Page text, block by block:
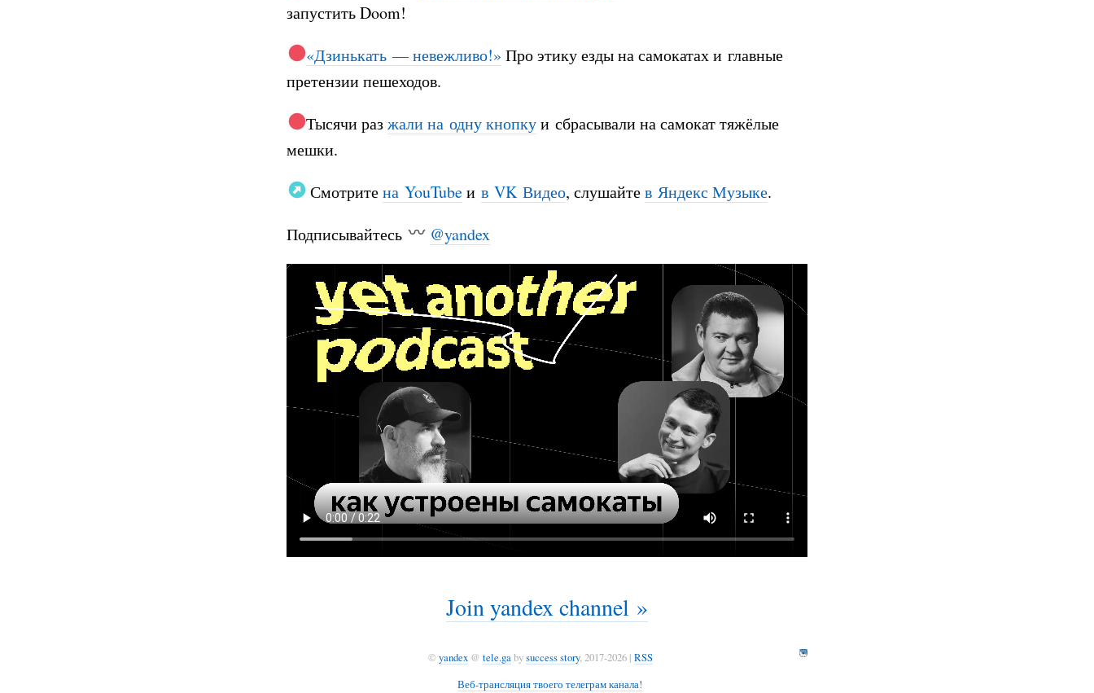
запустить Doom!
«Дзинькать — невежливо!» Про этику езды на самокатах и главные
претензии пешеходов.
Тысячи разжали на одну кнопкуи сбрасывали на самокат тяжёлые
мешки.
Смотритена YouTubeи в VK Видео, слушайтев Яндекс Музыке.
Подписывайтесь
@yandex
Join yandex channel »
©yandex@ tele.gabysuccess story, 2017-2026 | RSS
Веб-трансляция твоего телеграм канала!